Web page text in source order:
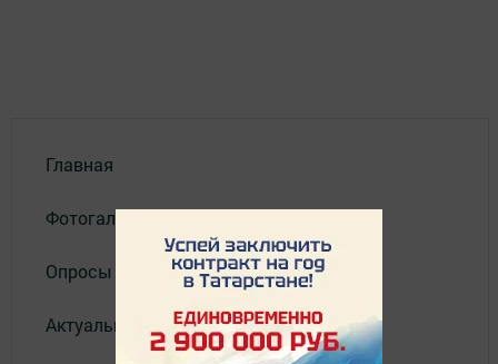
Главная
Фотогалереи
Опросы
Актуальное видео